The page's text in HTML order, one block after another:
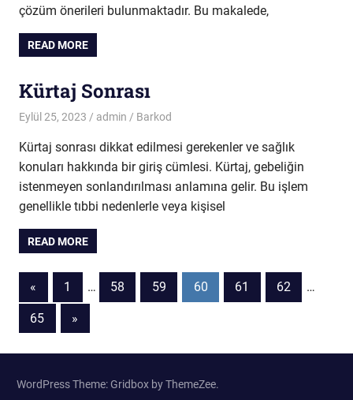
çözüm önerileri bulunmaktadır. Bu makalede,
READ MORE
Kürtaj Sonrası
Eylül 25, 2023 admin Barkod
Kürtaj sonrası dikkat edilmesi gerekenler ve sağlık
konuları hakkında bir giriş cümlesi. Kürtaj, gebeliğin
istenmeyen sonlandırılması anlamına gelir. Bu işlem
genellikle tıbbi nedenlerle veya kişisel
READ MORE
Yazı
sayfalaması
« Previous
Posts
1 … 58 59 60 61 62 …
65
Next
Posts
»
WordPress Theme: Gridbox by ThemeZee.